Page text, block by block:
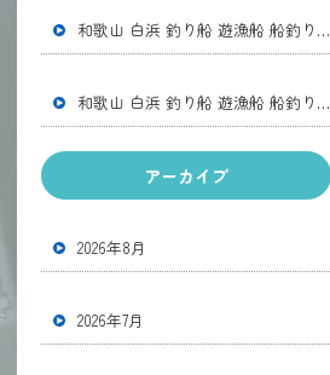
和歌山 白浜 釣り船 遊漁船 船釣り 体験釣り アカイカ便 アカイカ スルメイカ
和歌山 白浜 釣り船 遊漁船 船釣り 体験釣り アカイカ便 アカイカ スルメイカ
アーカイブ
2026年8月
2026年7月